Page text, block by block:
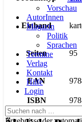
Vorschau
AutorInnen
Magazin
Politik
Sprachen
Termine
Verlag
Kontakt
Hilfe
Login
Suchen
nach …
Einband
Seiten 95
EAN
ISBN